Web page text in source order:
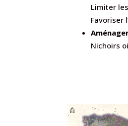
Limiter
Favoriser
Nichoirs